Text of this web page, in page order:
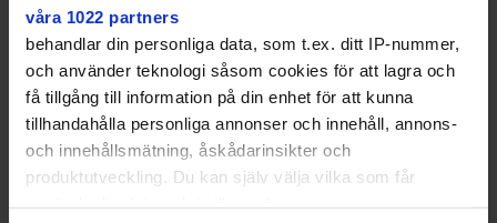
våra 1022 partners
behandlar din personliga data, som t.ex. ditt IP-nummer,
och använder teknologi såsom cookies för att lagra och
få tillgång till information på din enhet för att kunna
tillhandahålla personliga annonser och innehåll, annons-
och innehållsmätning, åskådarinsikter och
produktutveckling. Du kan själv välja vilka som får
frigörelse.